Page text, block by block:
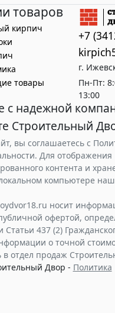
с надежной
Строительный
вы соглашаетесь с
Для отображения
контента и
компьютере наш
носит
офертой,
437 (2)
о точной
в отдел продаж
товаров
кирпич
товары
+7
г.
Пн-Пт:
13:00
Двор - Политика